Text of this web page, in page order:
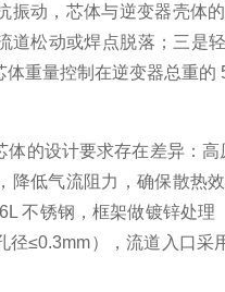
振动，芯体与逆变器壳体
道松动或焊点脱落；三是
重量控制在逆变器总重的
体的设计要求存在差异：
降低气流阻力，确保散热
不锈钢，框架做镀锌处
径≤0.3mm），流道入口采